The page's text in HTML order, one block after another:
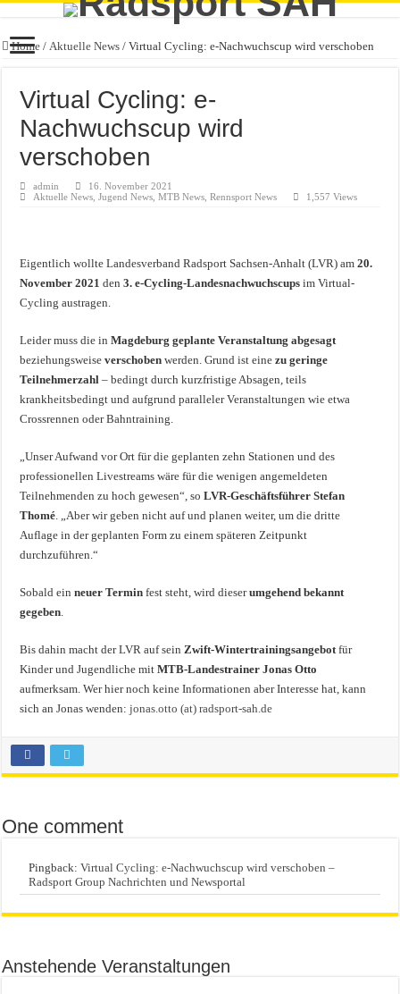
Home / Aktuelle News / Virtual Cycling: e-Nachwuchscup wird verschoben
Virtual Cycling: e-
Nachwuchscup wird
verschoben
admin
16. November 2021
Aktuelle News ,Jugend News ,MTB News ,Rennsport News 1,557 Views
Eigentlich wollte Landesverband Radsport Sachsen-Anhalt (LVR) am20.
November 2021 den3. e-Cycling-Landesnachwuchscupsim Virtual-
Cycling austragen.
Leider muss die inMagdeburg geplante Veranstaltung abgesagt
beziehungsweiseverschoben werden. Grund ist einezu geringe
Teilnehmerzahl – bedingt durch kurzfristige Absagen, teils
krankheitsbedingt und aufgrund paralleler Veranstaltungen wie etwa
Crossrennen oder Bahntraining.
„Unser Aufwand vor Ort für die geplanten zehn Stationen und des
professionellen Livestreams wäre für die wenigen angemeldeten
Teilnehmenden zu hoch gewesen“, soLVR-Geschäftsführer Stefan
Thomé. „Aber wir geben nicht auf und planen weiter, um die dritte
Auflage in der geplanten Form zu einem späteren Zeitpunkt
durchzuführen.“
Sobald einneuer Termin fest steht, wird dieserumgehend bekannt
gegeben.
Bis dahin macht der LVR auf seinZwift-Wintertrainingsangebotfür
Kinder und Jugendliche mitMTB-Landestrainer Jonas Otto
aufmerksam. Wer hier noch keine Informationen aber Interesse hat, kann
sich an Jonas wenden:jonas.otto (at) radsport-sah.de
One comment
Pingback:Virtual Cycling: e-Nachwuchscup wird verschoben –
Radsport Group Nachrichten und Newsportal
Anstehende Veranstaltungen